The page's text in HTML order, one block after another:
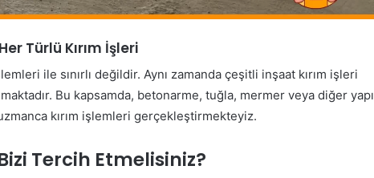
Her Türlü Kırım İşleri
ile sınırlı değildir. Aynı zamanda çeşitli inşaat kırım işleri
Bu kapsamda, betonarme, tuğla, mermer veya diğer yapı
kırım işlemleri gerçekleştirmekteyiz.
Tercih Etmelisiniz?